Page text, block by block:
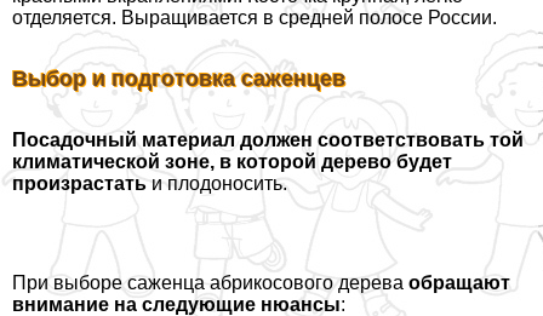
отделяется. Выращивается в средней полосе России.
Выбор и подготовка саженцев
Посадочный материал должен соответствовать той
климатической зоне, в которой дерево будет
произрастать и плодоносить.
При выборе саженца абрикосового дерева обращают
внимание на следующие нюансы: